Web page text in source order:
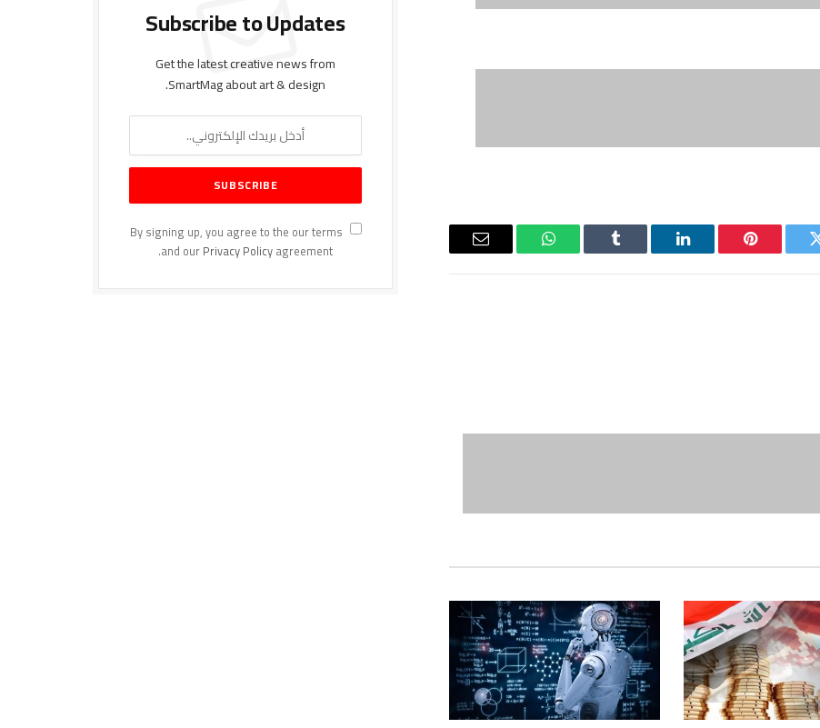
تويتر بينتيريستلينكدإن Tumblr واتساب
البريد
Subscribe to Updates
Get the latest creative news from
SmartMag about art & design.
By signing up, you agree to the our terms
and ourPrivacy Policyagreement.